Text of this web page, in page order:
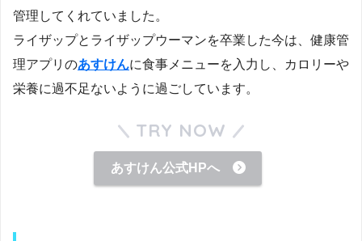
管理してくれていました。
ライザップとライザップウーマンを卒業した今は、健康管
理アプリのあすけんに食事メニューを入力し、カロリーや
栄養に過不足ないように過ごしています。
TRY NOW
あすけん公式HPへ